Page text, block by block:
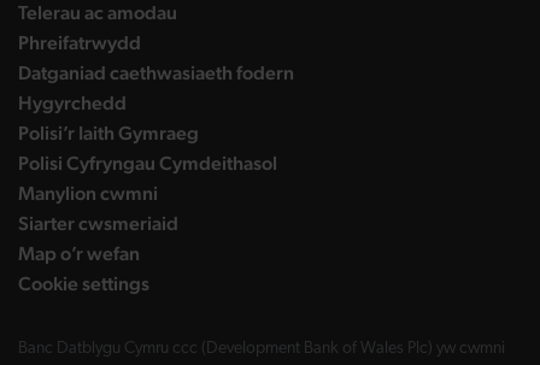
Telerau ac amodau
Phreifatrwydd
Datganiad caethwasiaeth fodern
Hygyrchedd
Polisi’r Iaith Gymraeg
Polisi Cyfryngau Cymdeithasol
Manylion cwmni
Siarter cwsmeriaid
Map o’r wefan
Cookie settings
Banc Datblygu Cymru ccc (Development Bank of Wales Plc) yw cwmni